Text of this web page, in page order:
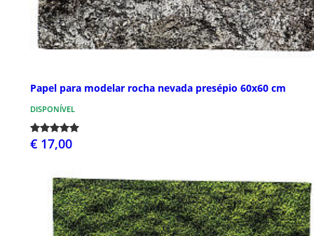
Papel para modelar rocha nevada presépio 60x60 cm
DISPONÍVEL
€ 17,00